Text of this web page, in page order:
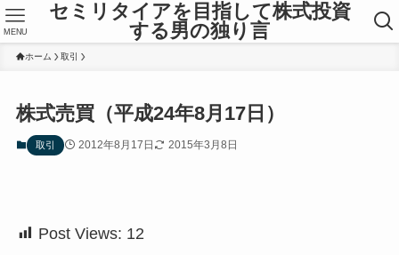
セミリタイアを目指して株式投資
する男の独り言
MENU
ホーム 取引
株式売買（平成24年8月17日）
取引 2012年8月17日 2015年3月8日
Post Views: 12